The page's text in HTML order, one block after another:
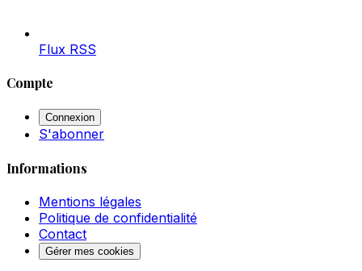
Flux RSS
Compte
Connexion
S'abonner
Informations
Mentions légales
Politique de confidentialité
Contact
Gérer mes cookies